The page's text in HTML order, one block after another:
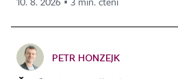
10. 8. 2026 ▪ 3 min. čtení
PETR HONZEJK